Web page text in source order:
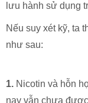
lưu hành sử dụng
Nếu suy xét kỹ, ta
như sau:
1. Nicotin và hỗn
nay vẫn chưa